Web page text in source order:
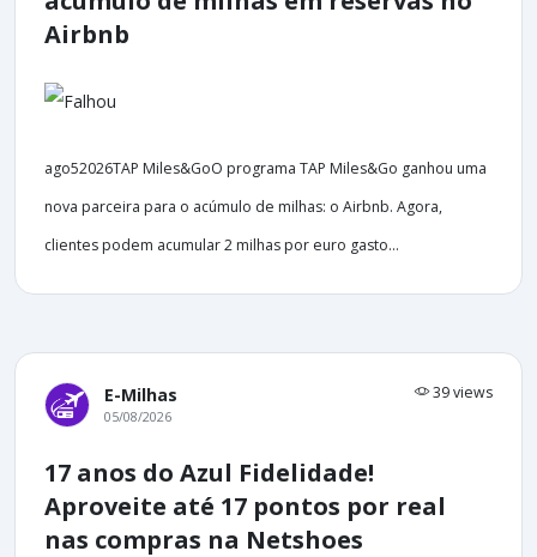
Airbnb
ago52026TAP Miles&GoO programa TAP Miles&Go ganhou uma
nova parceira para o acúmulo de milhas: o Airbnb. Agora,
clientes podem acumular 2 milhas por euro gasto...
E-Milhas 39 views
05/08/2026
17 anos do Azul Fidelidade!
Aproveite até 17 pontos por real
nas compras na Netshoes